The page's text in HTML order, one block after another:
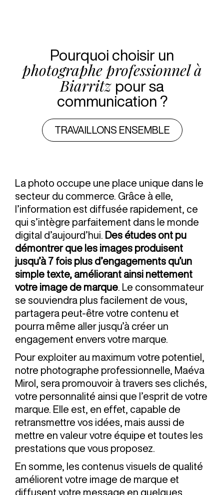
Pourquoi choisir un
photographe professionnel à
Biarritz pour sa
communication ?
TRAVAILLONS ENSEMBLE
La photo occupe une place unique dans le
secteur du commerce. Grâce à elle,
l’information est diffusée rapidement, ce
qui s’intègre parfaitement dans le monde
digital d’aujourd’hui. Des études ont pu
démontrer que les images produisent
jusqu’à 7 fois plus d’engagements qu’un
simple texte, améliorant ainsi nettement
votre image de marque . Le consommateur
se souviendra plus facilement de vous,
partagera peut-être votre contenu et
pourra même aller jusqu’à créer un
engagement envers votre marque.
Pour exploiter au maximum votre potentiel,
notre photographe professionnelle, Maéva
Mirol, sera promouvoir à travers ses clichés,
votre personnalité ainsi que l’esprit de votre
marque. Elle est, en effet, capable de
retransmettre vos idées, mais aussi de
mettre en valeur votre équipe et toutes les
prestations que vous proposez.
En somme, les contenus visuels de qualité
améliorent votre image de marque et
diffusent votre message en quelques